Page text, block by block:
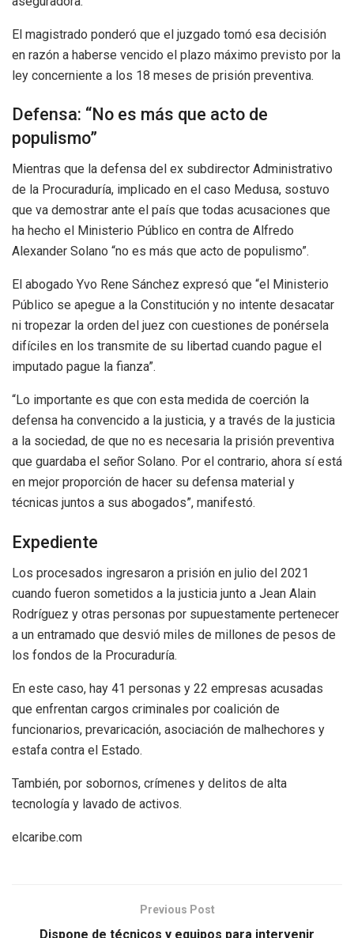
El magistrado ponderó que el juzgado tomó esa decisión
en razón a haberse vencido el plazo máximo previsto por la
ley concerniente a los 18 meses de prisión preventiva.
Defensa: “No es más que acto de
populismo”
Mientras que la defensa del ex subdirector Administrativo
de la Procuraduría, implicado en el caso Medusa, sostuvo
que va demostrar ante el país que todas acusaciones que
ha hecho el Ministerio Público en contra de Alfredo
Alexander Solano “no es más que acto de populismo”.
El abogado Yvo Rene Sánchez expresó que “el Ministerio
Público se apegue a la Constitución y no intente desacatar
ni tropezar la orden del juez con cuestiones de ponérsela
difíciles en los transmite de su libertad cuando pague el
imputado pague la fianza”.
“Lo importante es que con esta medida de coerción la
defensa ha convencido a la justicia, y a través de la justicia
a la sociedad, de que no es necesaria la prisión preventiva
que guardaba el señor Solano. Por el contrario, ahora sí está
en mejor proporción de hacer su defensa material y
técnicas juntos a sus abogados”, manifestó.
Expediente
Los procesados ingresaron a prisión en julio del 2021
cuando fueron sometidos a la justicia junto a Jean Alain
Rodríguez y otras personas por supuestamente pertenecer
a un entramado que desvió miles de millones de pesos de
los fondos de la Procuraduría.
En este caso, hay 41 personas y 22 empresas acusadas
que enfrentan cargos criminales por coalición de
funcionarios, prevaricación, asociación de malhechores y
estafa contra el Estado.
También, por sobornos, crímenes y delitos de alta
tecnología y lavado de activos.
elcaribe.com
Previous Post
Dispone de técnicos y equipos para intervenir